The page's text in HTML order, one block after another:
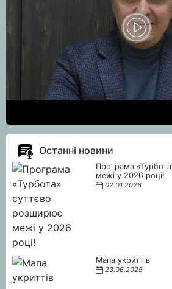
Останні новини
Програма
межі у 2026 році!
02.01.2026
Мапа укриттів
23.06.2025